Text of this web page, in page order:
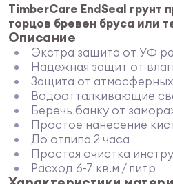
TimberCare EndSeal грунт
торцов бревен бруса или
Описание
Экстра защита от УФ
Надежная защит от
Защита от
Водоотталкивающие
Беречь банку от
Простое нанесение
До отлипа 2 часа
Простая очистка
Расход 6-7 кв.м / литр